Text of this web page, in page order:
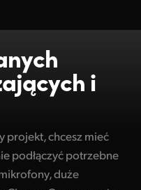
i
projekt, chcesz mieć
podłączyć potrzebne
duże